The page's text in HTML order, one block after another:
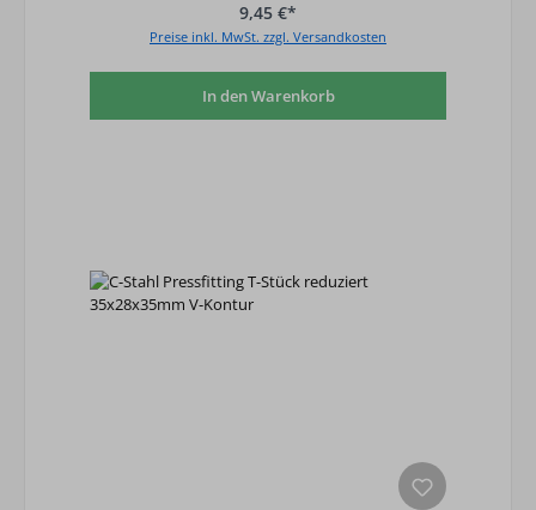
9,45 €*
Preise inkl. MwSt. zzgl. Versandkosten
In den Warenkorb